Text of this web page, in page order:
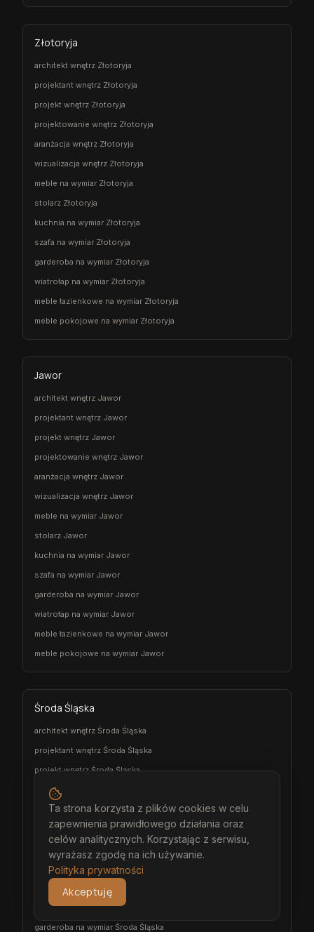
Złotoryja
architekt wnętrz Złotoryja
projektant wnętrz Złotoryja
projekt wnętrz Złotoryja
projektowanie wnętrz Złotoryja
aranżacja wnętrz Złotoryja
wizualizacja wnętrz Złotoryja
meble na wymiar Złotoryja
stolarz Złotoryja
kuchnia na wymiar Złotoryja
szafa na wymiar Złotoryja
garderoba na wymiar Złotoryja
wiatrołap na wymiar Złotoryja
meble łazienkowe na wymiar Złotoryja
meble pokojowe na wymiar Złotoryja
Jawor
architekt wnętrz Jawor
projektant wnętrz Jawor
projekt wnętrz Jawor
projektowanie wnętrz Jawor
aranżacja wnętrz Jawor
wizualizacja wnętrz Jawor
meble na wymiar Jawor
stolarz Jawor
kuchnia na wymiar Jawor
szafa na wymiar Jawor
garderoba na wymiar Jawor
wiatrołap na wymiar Jawor
meble łazienkowe na wymiar Jawor
meble pokojowe na wymiar Jawor
Środa Śląska
architekt wnętrz Środa Śląska
projektant wnętrz Środa Śląska
projekt wnętrz Środa Śląska
projektowanie wnętrz Środa Śląska
aranżacja wnętrz Środa Śląska
wizualizacja wnętrz Środa Śląska
meble na wymiar Środa Śląska
stolarz Środa Śląska
kuchnia na wymiar Środa Śląska
szafa na wymiar Środa Śląska
garderoba na wymiar Środa Śląska
Ta strona korzysta z plików cookies w celu
zapewnienia prawidłowego działania oraz
celów analitycznych. Korzystając z serwisu,
wyrażasz zgodę na ich używanie.
Polityka prywatności
Akceptuję